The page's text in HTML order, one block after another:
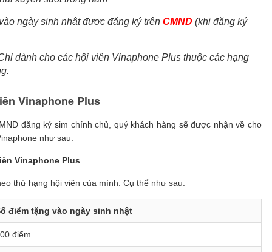
ngày sinh nhật được đăng ký trên CMND (khi đăng ký
dành cho các hội viên Vinaphone Plus thuộc các hạng
Vinaphone Plus
đăng ký sim chính chủ, quý khách hàng sẽ được nhận về cho
như sau:
Vinaphone Plus
thứ hạng hội viên của mình. Cụ thể như sau:
điểm tặng vào ngày sinh nhật
điểm